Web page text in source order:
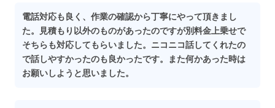
電話対応も良く、作業の確認から丁寧にやって頂きまし
た。見積もり以外のものがあったのですが別料金上乗せで
そちらも対応してもらいました。ニコニコ話してくれたの
で話しやすかったのも良かったです。また何かあった時は
お願いしようと思いました。